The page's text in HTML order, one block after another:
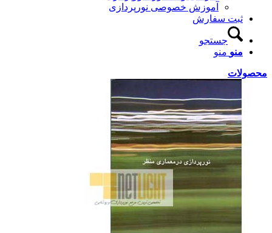
آموزش خصوصی نورپردازی
ثبت سفارش
جستجو
منو منو
محصولات